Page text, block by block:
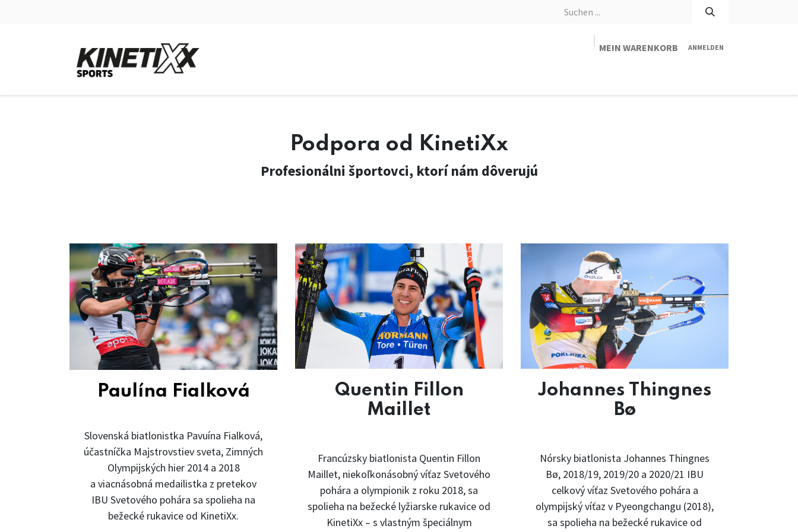
MEIN WARENKORB ANMELDEN
Podpora od KinetiXx
Profesionálni športovci, ktorí nám dôverujú
Paulína Fialková
Slovenská biatlonistka Pavuína Fialková,
účastníčka Majstrovstiev sveta, Zimných
Olympijských hier 2014 a 2018
a viacnásobná medailistka z pretekov
IBU Svetového pohára sa spolieha na
bežecké rukavice od KinetiXx.
Quentin Fillon
Maillet
Francúzsky biatlonista Quentin Fillon
Maillet, niekoľkonásobný víťaz Svetového
pohára a olympionik z roku 2018, sa
spolieha na bežecké lyžiarske rukavice od
KinetiXx – s vlastným špeciálnym
Johannes Thingnes
Bø
Nórsky biatlonista Johannes Thingnes
Bø, 2018/19, 2019/20 a 2020/21 IBU
celkový víťaz Svetového pohára a
olympijský víťaz v Pyeongchangu (2018),
sa spolieha na bežecké rukavice od